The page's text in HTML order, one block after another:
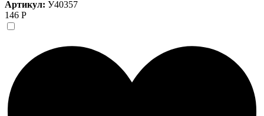
Артикул: У40357
146 Р